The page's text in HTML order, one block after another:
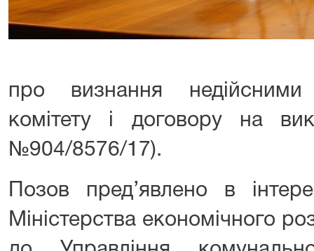
про визнання
комітету і договору на
№904/8576/17).
Позов пред’явлено в
Міністерства економічного